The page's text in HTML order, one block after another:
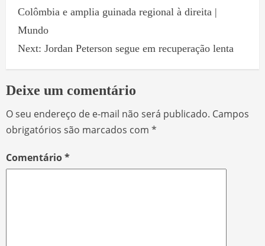
Colômbia e amplia guinada regional à direita |
Mundo
Next: Jordan Peterson segue em recuperação lenta
Deixe um comentário
O seu endereço de e-mail não será publicado. Campos
obrigatórios são marcados com *
Comentário*